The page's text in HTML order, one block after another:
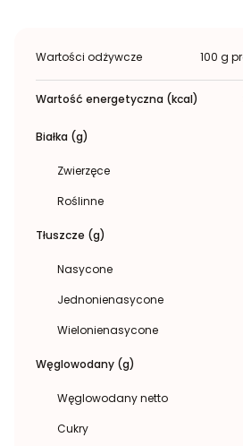
Wartości odżywcze 100 g
Wartość energetyczna (kcal)
Białka (g)
Zwierzęce
Roślinne
Tłuszcze (g)
Nasycone
Jednonienasycone
Wielonienasycone
Węglowodany (g)
Węglowodany netto
Cukry